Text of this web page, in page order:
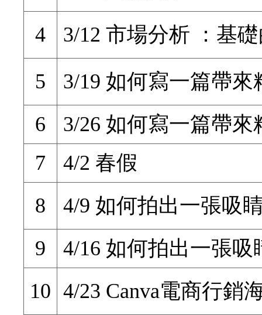
4
3/12 市場分析 ：基
5
3/19 如何寫一篇帶
6
3/26 如何寫一篇帶
7
4/2 春假
8
4/9 如何拍出一張吸
9
4/16 如何拍出一張吸
10 4/23 Canva電商行銷